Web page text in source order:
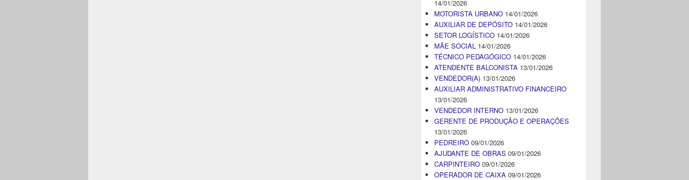
14/01/2026
MOTORISTA URBANO 14/01/2026
AUXILIAR DE DEPÓSITO 14/01/2026
SETOR LOGÍSTICO 14/01/2026
MÃE SOCIAL 14/01/2026
TÉCNICO PEDAGÓGICO 14/01/2026
ATENDENTE BALCONISTA 13/01/2026
VENDEDOR(A) 13/01/2026
AUXILIAR ADMINISTRATIVO FINANCEIRO
13/01/2026
VENDEDOR INTERNO 13/01/2026
GERENTE DE PRODUÇÃO E OPERAÇÕES
13/01/2026
PEDREIRO 09/01/2026
AJUDANTE DE OBRAS 09/01/2026
CARPINTEIRO 09/01/2026
OPERADOR DE CAIXA 09/01/2026